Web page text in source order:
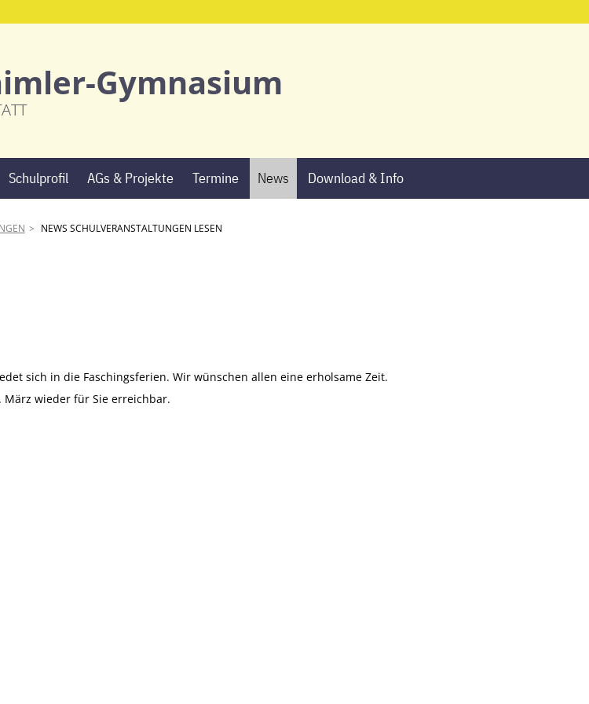
Gymnasium
überspringen
Schulprofil AGs & Projekte Termine News Download & Info
NEWS SCHULVERANSTALTUNGEN LESEN
sich in die Faschingsferien. Wir wünschen allen eine erholsame Zeit.
März wieder für Sie erreichbar.